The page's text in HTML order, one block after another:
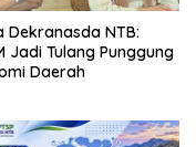
Dekranasda NTB:
Jadi Tulang Punggung
Daerah